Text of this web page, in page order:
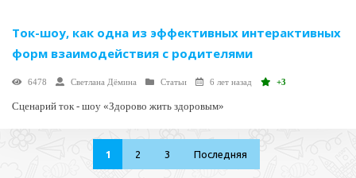
Ток-шоу, как одна из эффективных интерактивных
форм взаимодействия с родителями
6478 Светлана Дёмина Статьи 6 лет назад +3
Сценарий ток - шоу «Здорово жить здоровым»
1 2 3 Последняя